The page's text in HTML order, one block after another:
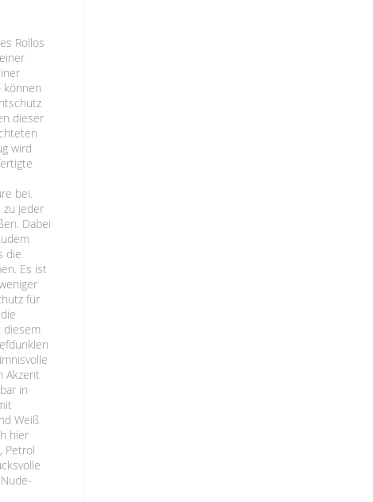
Rollos
können
dieser
wird
bei.
zu jeder
Dabei
die
Es ist
für
diesem
Akzent
in
Weiß
hier
Petrol